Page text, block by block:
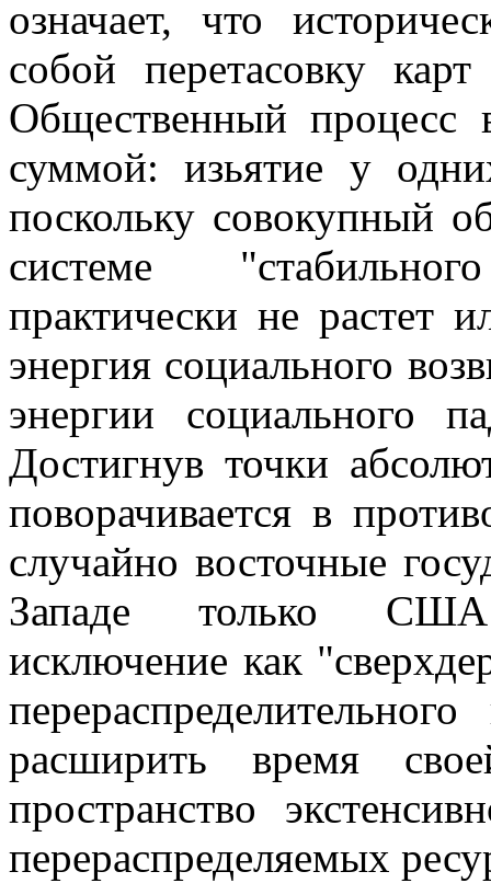
означает, что
собой перетасовку
Общественный процесс
суммой: изьятие у
поскольку совокупный
системе
практически не растет
энергия социального
энергии социального
Достигнув точки
поворачивается в
случайно восточные
Западе только США
исключение как
расширить время
пространство
перераспределяемых